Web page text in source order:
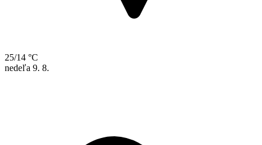
25/14 °C
nedeľa 9. 8.